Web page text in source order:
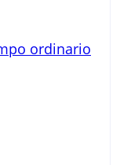
ordinario